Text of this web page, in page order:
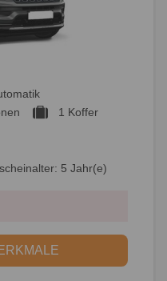
1 Koffer
5 Jahr(e)